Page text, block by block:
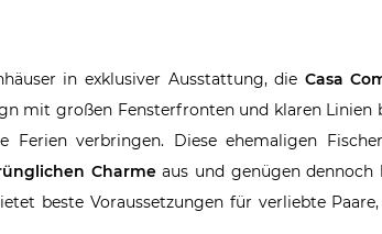
in exklusiver Ausstattung, die Casa
mit großen Fensterfronten und klaren Linien
verbringen. Diese ehemaligen
Charmeaus und genügen dennoch
beste Voraussetzungen für verliebte